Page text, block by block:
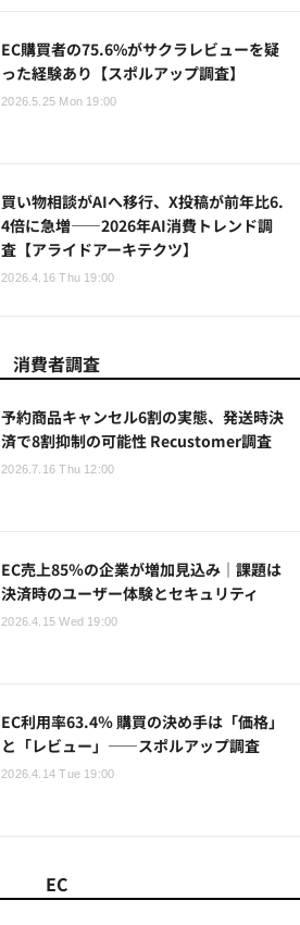
EC購買者の75.6%がサクラレビューを疑
った経験あり【スポルアップ調査】
2026.5.25 Mon 19:00
買い物相談がAIへ移行、X投稿が前年比6.
4倍に急増——2026年AI消費トレンド調
査【アライドアーキテクツ】
2026.4.16 Thu 19:00
消費者調査
予約商品キャンセル6割の実態、発送時決
済で8割抑制の可能性 Recustomer調査
2026.7.16 Thu 12:00
EC売上85％の企業が増加見込み｜課題は
決済時のユーザー体験とセキュリティ
2026.4.15 Wed 19:00
EC利用率63.4％ 購買の決め手は「価格」
と「レビュー」――スポルアップ調査
2026.4.14 Tue 19:00
EC